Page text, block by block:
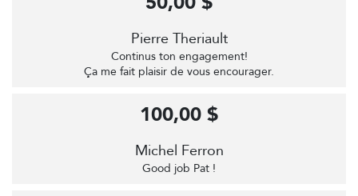
Pierre Theriault
Continus ton engagement!
Ça me fait plaisir de vous encourager.
Michel Ferron
Good job Pat !
100,00 $